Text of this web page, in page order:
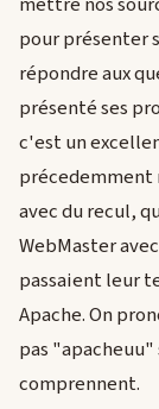
pour présenter
répondre aux
présenté ses
c'est un
précedemment
avec du recul,
WebMaster
passaient leur
Apache. On
pas
comprennent.